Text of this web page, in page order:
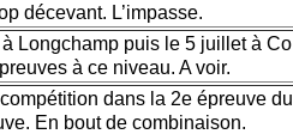
décevant. L’impasse.
Longchamp puis le 5 juillet à
à ce niveau. A voir.
dans la 2e épreuve
En bout de combinaison.